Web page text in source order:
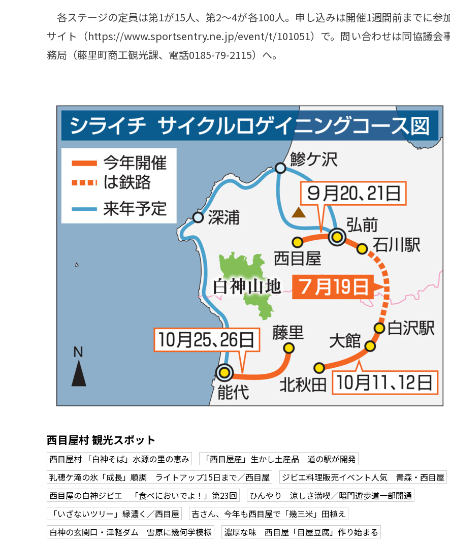
各ステージの定員は第1が15人、第2～4が各100人。申し込みは開催1週間前までに参
サイト（https://www.sportsentry.ne.jp/event/t/101051）で。問い合わせは同協議会
務局（藤里町商工観光課、電話0185-79-2115）へ。
西目屋村 観光スポット
西目屋村 「白神そば」水源の里の恵み
「西目屋産」生かし土産品 道の駅が開発
乳穂ケ滝の氷「成長」順調 ライトアップ15日まで／西目屋
ジビエ料理販売イベント人気 青森・西目屋
西目屋の白神ジビエ 「食べにおいでよ！」第23回
ひんやり 涼しさ満喫／暗門遊歩道一部開通
「いざないツリー」緑濃く／西目屋
吉さん、今年も西目屋で「幾三米」田植え
白神の玄関口・津軽ダム 雪原に幾何学模様
濃厚な味 西目屋「目屋豆腐」作り始まる